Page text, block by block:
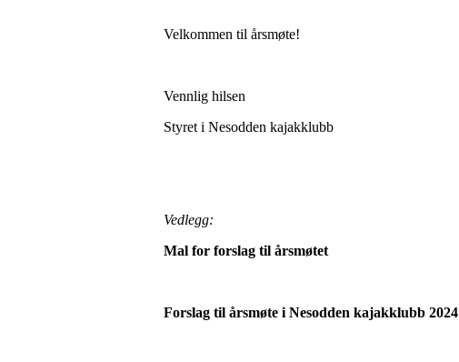
Velkommen til årsmøte!
Vennlig hilsen
Styret i Nesodden kajakklubb
Vedlegg:
Mal for forslag til årsmøtet
Forslag til årsmøte i Nesodden kajakklubb 2024